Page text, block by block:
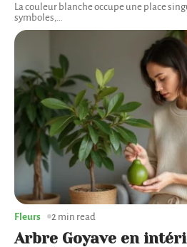
La couleur blanche occupe une place
symboles,
Arbre Goyave en
Fleurs 2 min read